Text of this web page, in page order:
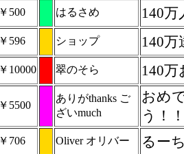
￥500 はるさめ 140
￥596 ショップ 140
￥10000 翠のそら 140
￥5500
ありがthanks ご
ざいmuch
おめ
う！
￥706 Oliver オリバー るー